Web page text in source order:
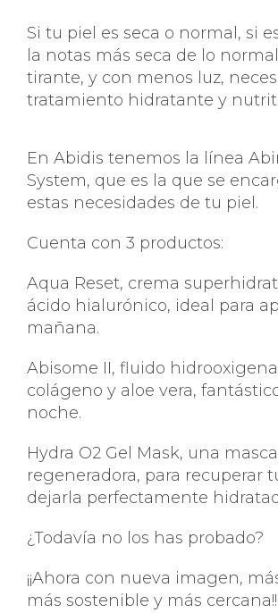
Si tu piel es seca o normal, si
la notas más seca de lo
tirante, y con menos luz,
tratamiento hidratante y
En Abidis tenemos la línea
System, que es la que se
estas necesidades de tu piel.
Cuenta con 3 productos:
Aqua Reset, crema
ácido hialurónico, ideal para
mañana.
Abisome II, fluido
colágeno y aloe vera,
noche.
Hydra O2 Gel Mask, una
regeneradora, para recuperar
dejarla perfectamente
¿Todavía no los has probado?
¡¡Ahora con nueva imagen,
más sostenible y más cercana!!